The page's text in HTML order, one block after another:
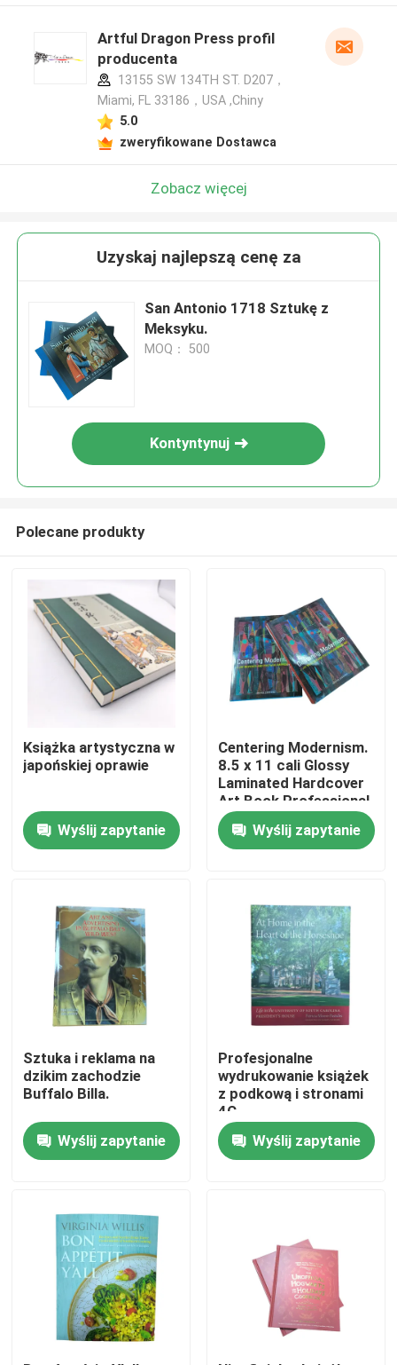
Dom
Produkty
wideo
O nas
Ratunek
Skontaktuj się z nami
Poprosić o wycenę
Drukowanie książek na stolikach kawowych
Artful Dragon Press profil
producenta
13155 SW 134TH ST. D207，
Miami, FL 33186，USA ,Chiny
5.0
zweryfikowane Dostawca
Zobacz więcej
Uzyskaj najlepszą cenę za
San Antonio 1718 Sztukę z
Meksyku.
MOQ： 500
Kontyntynuj
Polecane produkty
Książka artystyczna w
japońskiej oprawie
Wyślij zapytanie
Centering Modernism.
8.5 x 11 cali Glossy
Laminated Hardcover
Art Book Professional
4C/4C Offset Printing
ServiceWyślij zapytanie
Sztuka i reklama na
dzikim zachodzie
Buffalo Billa.
Wyślij zapytanie
Profesjonalne
wydrukowanie książek
z podkową i stronami
4C
Wyślij zapytanie